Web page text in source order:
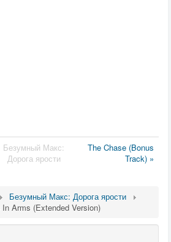
Безумный Макс:
Дорога ярости
The Chase (Bonus
Track) »
Безумный Макс: Дорога ярости
In Arms (Extended Version)